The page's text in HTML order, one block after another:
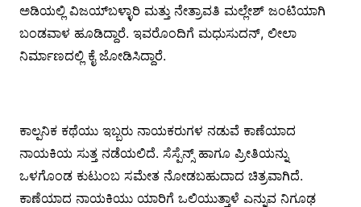
ಅಡಿಯಲ್ಲಿ ವಿಜಯ್‍ಬಳ್ಳಾರಿ ಮತ್ತು ನೇತ್ರಾವತಿ ಮಲ್ಲೇಶ್ ಜಂಟಿಯಾಗಿ
ಬಂಡವಾಳ ಹೂಡಿದ್ದಾರೆ. ಇವರೊಂದಿಗೆ ಮಧುಸುದನ್, ಲೀಲಾ
ನಿರ್ಮಾಣದಲ್ಲಿ ಕೈ ಜೋಡಿಸಿದ್ದಾರೆ.
ಕಾಲ್ಪನಿಕ ಕಥೆಯು ಇಬ್ಬರು ನಾಯಕರುಗಳ ನಡುವೆ ಕಾಣೆಯಾದ
ನಾಯಕಿಯ ಸುತ್ತ ನಡೆಯಲಿದೆ. ಸೆಸ್ಪೆನ್ಸ್ ಹಾಗೂ ಪ್ರೀತಿಯನ್ನು
ಒಳಗೊಂಡ ಕುಟುಂಬ ಸಮೇತ ನೋಡಬಹುದಾದ ಚಿತ್ರವಾಗಿದೆ.
ಕಾಣೆಯಾದ ನಾಯಕಿಯು ಯಾರಿಗೆ ಒಲಿಯುತ್ತಾಳೆ ಎನ್ನುವ ನಿಗೂಢ